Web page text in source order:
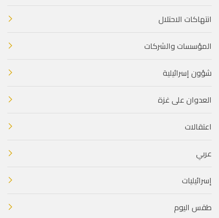
انتهاكات الاحتلال
المؤسسات والشركات
شؤون إسرائيلية
العدوان على غزة
اعتقالات
عربي
إسرائيليات
طقس اليوم